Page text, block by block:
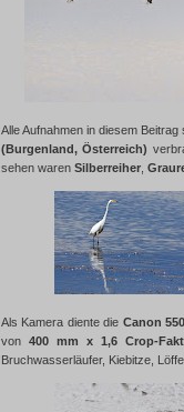
Alle Aufnahmen in diesem
(Burgenland, Österreich)
sehen waren Silberreiher
Als Kamera diente die Canon
von 400 mm x 1,6 Crop-
Bruchwasserläufer, Kiebitze,